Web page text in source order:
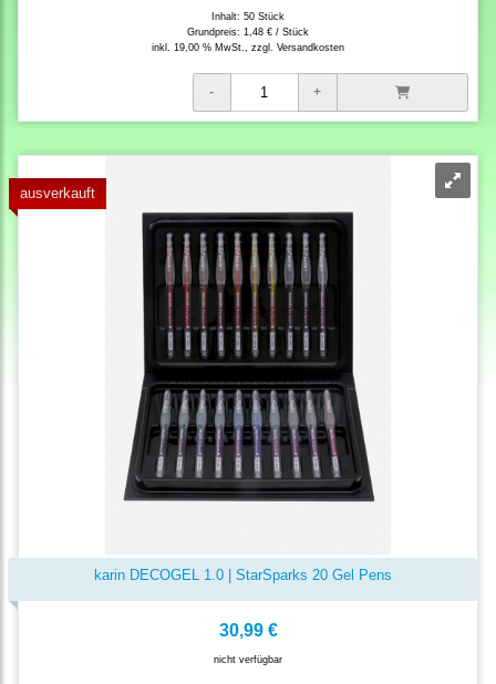
Inhalt: 50 Stück
Grundpreis: 1,48 € / Stück
inkl. 19,00 % MwSt., zzgl. Versandkosten
ausverkauft
karin DECOGEL 1.0 | StarSparks 20 Gel Pens
30,99 €
nicht verfügbar